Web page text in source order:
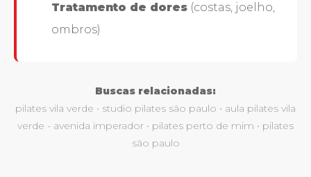
Tratamento de dores (costas, joelho,
ombros)
Buscas relacionadas:
pilates vila verde • studio pilates são paulo • aula pilates vila
verde - avenida imperador • pilates perto de mim • pilates
são paulo